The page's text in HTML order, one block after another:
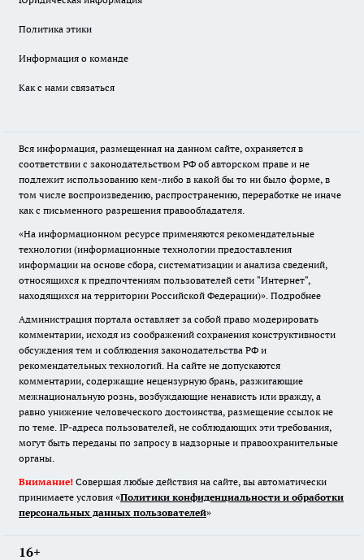
Политика этики
Информация о команде
Как с нами связаться
Вся информация, размещенная на данном сайте, охраняется в
соответствии с законодательством РФ об авторском праве и не
подлежит использованию кем-либо в какой бы то ни было форме, в
том числе воспроизведению, распространению, переработке не иначе
как с письменного разрешения правообладателя.
«На информационном ресурсе применяются рекомендательные
технологии (информационные технологии предоставления
информации на основе сбора, систематизации и анализа сведений,
относящихся к предпочтениям пользователей сети "Интернет",
находящихся на территории Российской Федерации)». Подробнее
Администрация портала оставляет за собой право модерировать
комментарии, исходя из соображений сохранения конструктивности
обсуждения тем и соблюдения законодательства РФ и
рекомендательных технологий. На сайте не допускаются
комментарии, содержащие нецензурную брань, разжигающие
межнациональную рознь, возбуждающие ненависть или вражду, а
равно унижение человеческого достоинства, размещение ссылок не
по теме. IP-адреса пользователей, не соблюдающих эти требования,
могут быть переданы по запросу в надзорные и правоохранительные
органы.
Внимание! Совершая любые действия на сайте, вы автоматически
принимаете условия «Политики конфиденциальности и обработки
персональных данных пользователей»
16+